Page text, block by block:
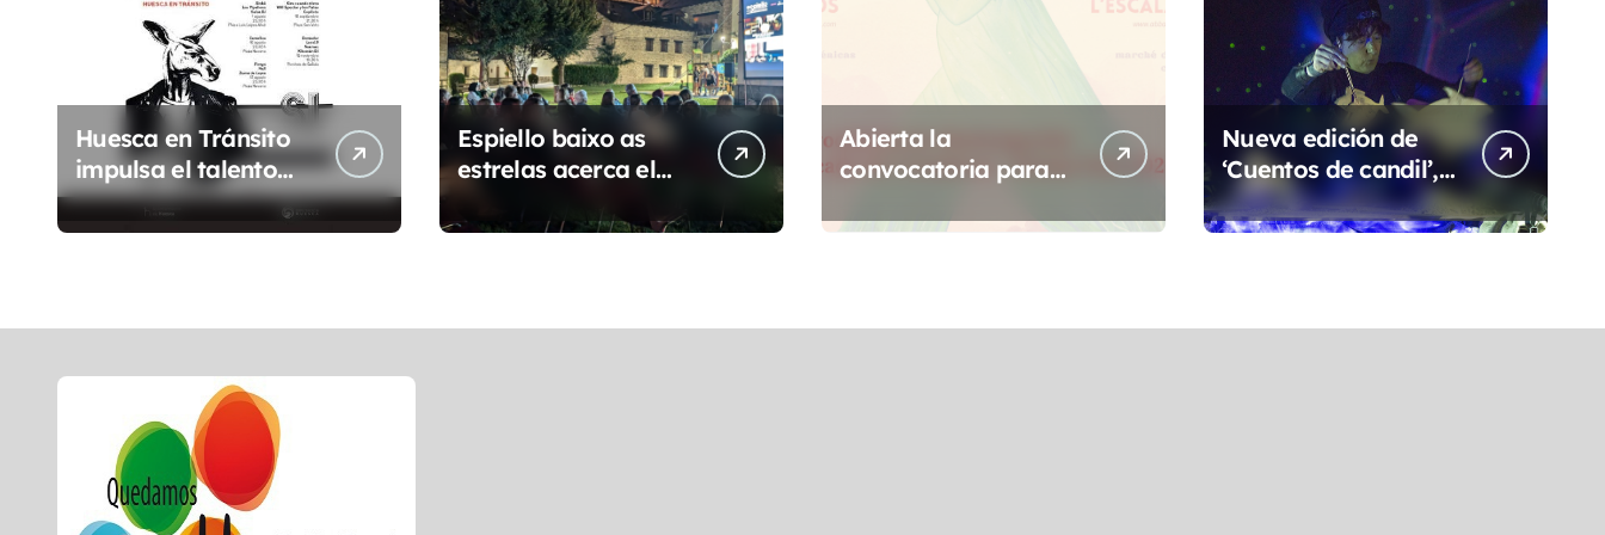
Huesca en Tránsito
impulsa el talento
musical local con
conciertos durante
Espiello baixo as
estrelas acerca el
documental
etnográfico a 14
Abierta la
convocatoria para
Mercado de
Nueva edición de
‘Cuentos de candil’,
ciclo de oralidad
para la